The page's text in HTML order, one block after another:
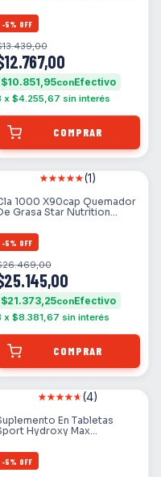
-5% OFF
$10.851,95con
x $4.255,67 sin interés
(1)
1000 X90cap Quemador
Grasa Star Nutrition
-5% OFF
$21.373,25con
x $8.381,67 sin interés
(4)
En Tabletas
Hydroxy Max
-5% OFF